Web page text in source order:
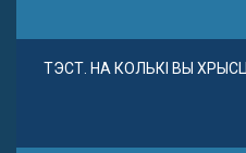
ТЭСТ. НА КОЛЬКІ ВЫ